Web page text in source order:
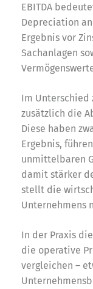
EBITDA
Depreciation
Ergebnis vor
Sachanlagen
Im Unterschied
zusätzlich die
Diese haben
Ergebnis,
unmittelbaren
damit stärker
stellt die
Unternehmens
In der Praxis
die operative
vergleichen –